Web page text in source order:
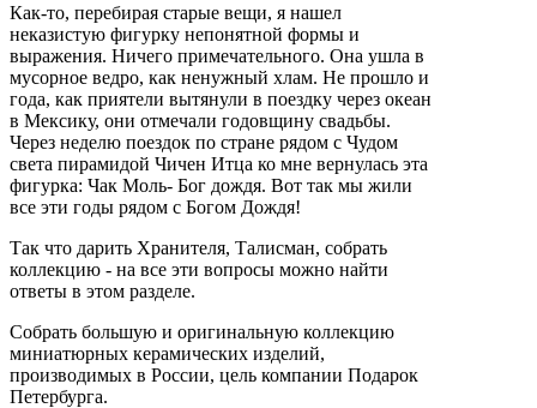
Как-то, перебирая старые вещи, я нашел
неказистую фигурку непонятной формы и
выражения. Ничего примечательного. Она ушла в
мусорное ведро, как ненужный хлам. Не прошло и
года, как приятели вытянули в поездку через океан
в Мексику, они отмечали годовщину свадьбы.
Через неделю поездок по стране рядом с Чудом
света пирамидой Чичен Итца ко мне вернулась эта
фигурка: Чак Моль- Бог дождя. Вот так мы жили
все эти годы рядом с Богом Дождя!
Так что дарить Хранителя, Талисман, собрать
коллекцию - на все эти вопросы можно найти
ответы в этом разделе.
Собрать большую и оригинальную коллекцию
миниатюрных керамических изделий,
производимых в России, цель компании Подарок
Петербурга.